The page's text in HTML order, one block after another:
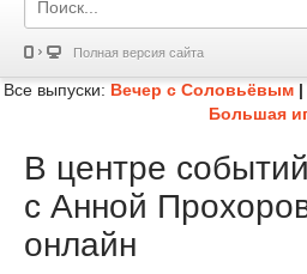
Полная версия сайта
Все выпуски: Вечер с Соловьёвым |
Большая
В центре
с Анной
онлайн